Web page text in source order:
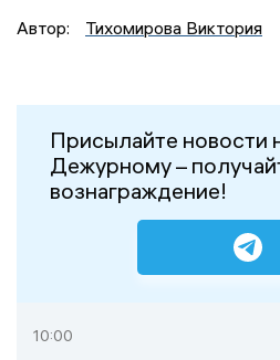
Автор:
Тихомирова Виктория
Присылайте новости
Дежурному –
вознаграждение!
10:00